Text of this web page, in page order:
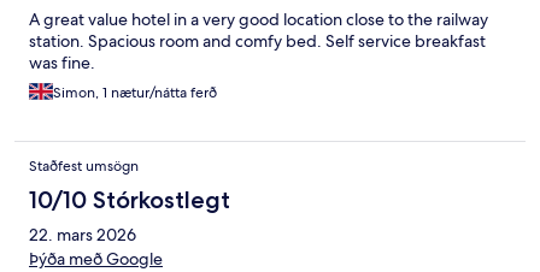
A great value hotel in a very good location close to the railway
station. Spacious room and comfy bed. Self service breakfast
was fine.
Simon, 1 nætur/nátta ferð
Staðfest umsögn
10/10 Stórkostlegt
22. mars 2026
Þýða með Google